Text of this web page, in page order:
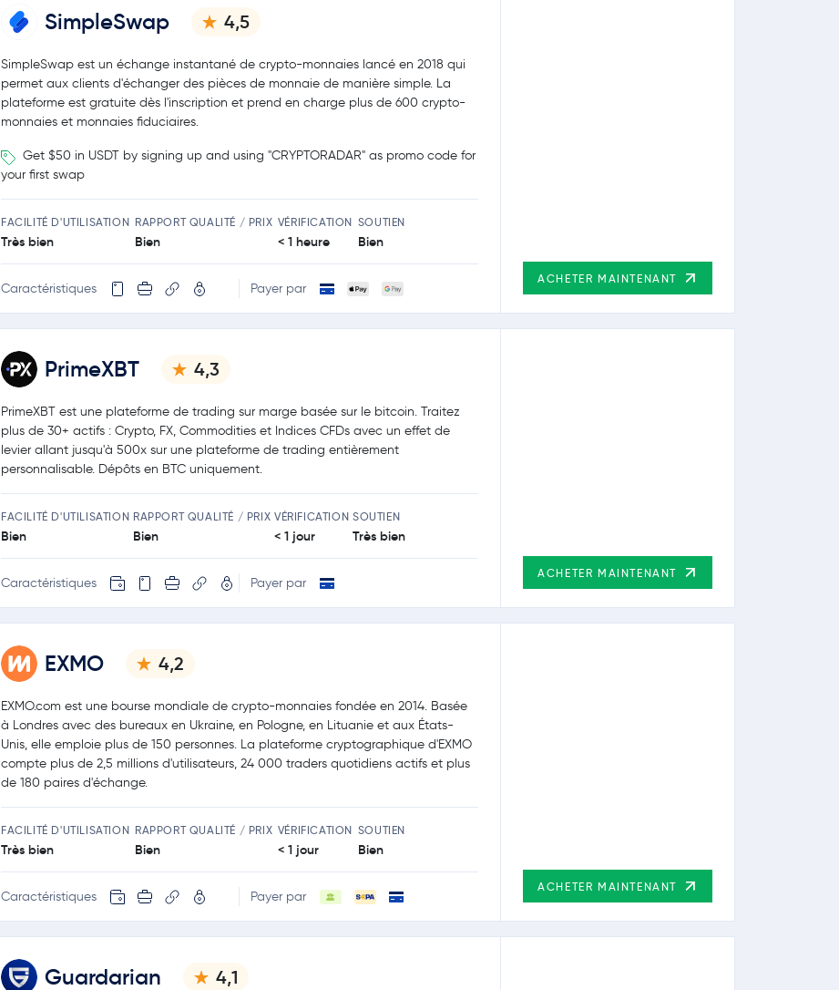
SimpleSwap 4,5
SimpleSwap est un échange instantané de crypto-monnaies lancé en 2018 qui
permet aux clients d'échanger des pièces de monnaie de manière simple. La
plateforme est gratuite dès l'inscription et prend en charge plus de 600 crypto-
monnaies et monnaies fiduciaires.
Get $50 in USDT by signing up and using "CRYPTORADAR" as promo code for
your first swap
FACILITÉ D'UTILISATION
Très bien
RAPPORT QUALITÉ / PRIX
Bien
VÉRIFICATION
< 1 heure
SOUTIEN
Bien
Caractéristiques Payer par
ACHETER MAINTENANT
PrimeXBT 4,3
PrimeXBT est une plateforme de trading sur marge basée sur le bitcoin. Traitez
plus de 30+ actifs : Crypto, FX, Commodities et Indices CFDs avec un effet de
levier allant jusqu'à 500x sur une plateforme de trading entièrement
personnalisable. Dépôts en BTC uniquement.
FACILITÉ D'UTILISATION
Bien
RAPPORT QUALITÉ / PRIX
Bien
VÉRIFICATION
< 1 jour
SOUTIEN
Très bien
Caractéristiques Payer par
ACHETER MAINTENANT
EXMO 4,2
EXMO.com est une bourse mondiale de crypto-monnaies fondée en 2014. Basée
à Londres avec des bureaux en Ukraine, en Pologne, en Lituanie et aux États-
Unis, elle emploie plus de 150 personnes. La plateforme cryptographique d'EXMO
compte plus de 2,5 millions d'utilisateurs, 24 000 traders quotidiens actifs et plus
de 180 paires d'échange.
FACILITÉ D'UTILISATION
Très bien
RAPPORT QUALITÉ / PRIX
Bien
VÉRIFICATION
< 1 jour
SOUTIEN
Bien
Caractéristiques Payer par
ACHETER MAINTENANT
Guardarian 4,1